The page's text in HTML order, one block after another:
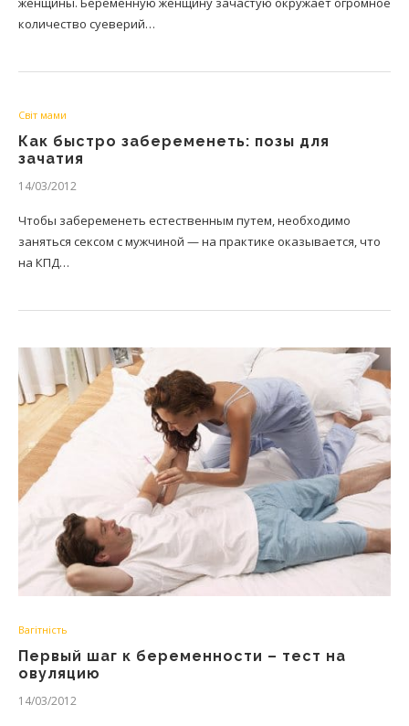
количество суеверий…
Світ мами
Как быстро забеременеть: позы для
зачатия
14/03/2012
Чтобы забеременеть естественным путем, необходимо
заняться сексом с мужчиной — на практике оказывается, что
на КПД…
Вагітність
Первый шаг к беременности – тест на
овуляцию
14/03/2012